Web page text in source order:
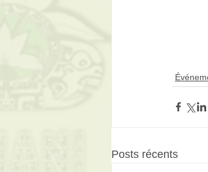
Posts récents